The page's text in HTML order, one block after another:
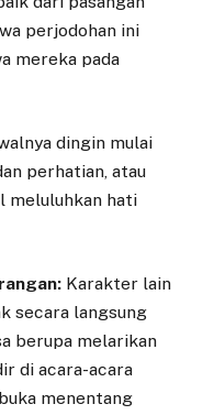
perjodohan ini
mereka pada
dingin mulai
perhatian, atau
meluluhkan hati
Karakter lain
secara langsung
berupa melarikan
di acara-acara
menentang